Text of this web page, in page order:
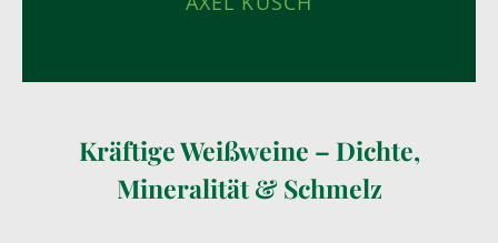
Kräftige Weißweine – Dichte,
Mineralität & Schmelz